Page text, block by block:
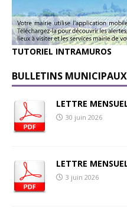
TUTORIEL INTRAMUROS
BULLETINS MUNICIPAUX
LETTRE
30 juin 2026
LETTRE
3 juin 2026